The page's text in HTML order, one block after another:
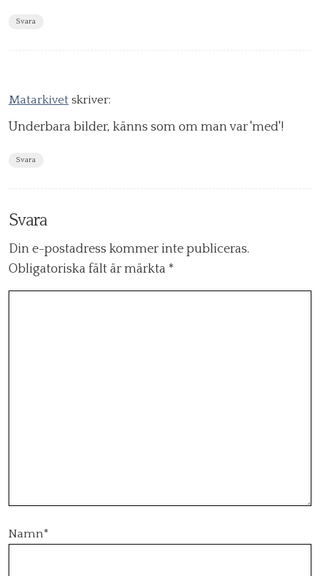
Svara
Matarkivet skriver:
Underbara bilder, känns som om man var 'med'!
Svara
Svara
Din e-postadress kommer inte publiceras.
Obligatoriska fält är märkta *
Namn*